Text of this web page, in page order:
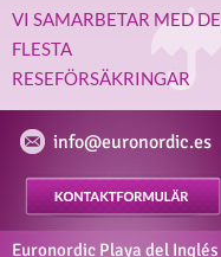
VI SAMARBETAR MED DE
FLESTA
RESEFÖRSÄKRINGAR
info@euronordic.es
Euronordic Playa del Inglés